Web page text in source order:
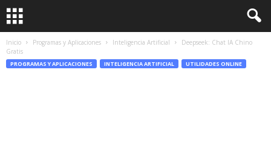
Inicio Programas y Aplicaciones Inteligencia Artificial
Deepseek: Chat IA Chino
Gratis
PROGRAMAS Y APLICACIONES INTELIGENCIA ARTIFICIAL UTILIDADES ONLINE